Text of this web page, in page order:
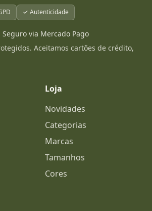
✓ Autenticidade
Seguro via Mercado Pago
Aceitamos cartões de crédito,
Loja
Novidades
Categorias
Marcas
Tamanhos
Cores